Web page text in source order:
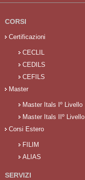
CORSI
Certificazioni
CECLIL
CEDILS
CEFILS
Master
Master Itals Iº Livello
Master Itals IIº Livello
Corsi Estero
FILIM
ALIAS
SERVIZI